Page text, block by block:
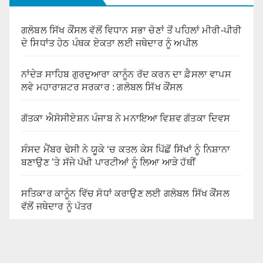
ਗਲੋਬਲ ਸਿੱਖ ਕੌਂਸਲ ਵੱਲੋਂ ਵਿਧਾਨ ਸਭਾ ਚੋਣਾਂ ਤੋਂ ਪਹਿਲਾਂ ਮੀਰੀ-ਪੀਰੀ
ਦੇ ਸਿਧਾਂਤ ਹੇਠ ਪੰਥਕ ਏਕਤਾ ਲਈ ਜਥੇਦਾਰ ਨੂੰ ਅਪੀਲ
ਨਾਂਦੇੜ ਸਾਹਿਬ ਗੁਰਦੁਆਰਾ ਕਾਨੂੰਨ ਰੱਦ ਕਰਨ ਦਾ ਫ਼ੈਸਲਾ ਵਾਪਸ
ਲਵੇ ਮਹਾਰਾਸ਼ਟਰ ਸਰਕਾਰ : ਗਲੋਬਲ ਸਿੱਖ ਕੌਂਸਲ
ਗੱਤਕਾ ਐਸੋਸੀਏਸ਼ਨ ਪੰਜਾਬ ਨੇ ਮਨਾਇਆ ਵਿਸ਼ਵ ਗੱਤਕਾ ਦਿਵਸ
ਸੰਸਦ ਮੈਂਬਰ ਢੇਸੀ ਨੇ ਯੂਕੇ ‘ਚ ਕਤਲ ਕੇਸ ਪਿੱਛੋਂ ਸਿੱਖਾਂ ਨੂੰ ਨਿਸ਼ਾਨਾ
ਬਣਾਉਣ ’ਤੇ ਸੱਜੇ ਪੱਖੀ ਪਾਰਟੀਆਂ ਨੂੰ ਲਿਆ ਆੜੇ ਹੱਥੀਂ
ਸਤਿਕਾਰ ਕਾਨੂੰਨ ਵਿੱਚ ਸੋਧਾਂ ਕਰਾਉਣ ਲਈ ਗਲੋਬਲ ਸਿੱਖ ਕੌਂਸਲ
ਵੱਲੋਂ ਜਥੇਦਾਰ ਨੂੰ ਪੱਤਰ